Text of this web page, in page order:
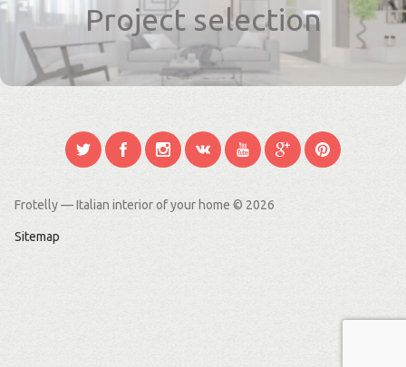
Project selection
Frotelly — Italian interior of your home © 2026
Sitemap